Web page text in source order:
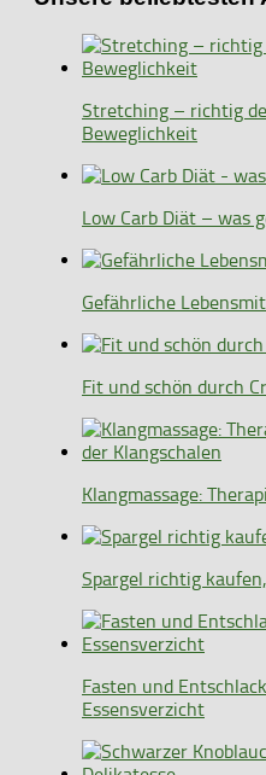
Stretching – richtig
Beweglichkeit
Low Carb Diät – was
Gefährliche
Fit und schön durch
Klangmassage:
Spargel richtig
Fasten und
Essensverzicht